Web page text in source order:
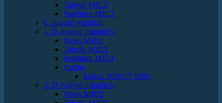
Tabelle MJC2
Spielplan MJC2
C-Jugend weiblich
1. D-Jugend männlich
News MJD1
Tabelle MJD1
Spielplan MJD1
Archiv
Saison 2016/17 MJD
2. D-Jugend männlich
News MJD2